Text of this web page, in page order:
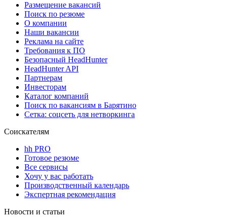
Размещение вакансий
Поиск по резюме
О компании
Наши вакансии
Реклама на сайте
Требования к ПО
Безопасный HeadHunter
HeadHunter API
Партнерам
Инвесторам
Каталог компаний
Поиск по вакансиям в Барятино
Сетка: соцсеть для нетворкинга
Соискателям
hh PRO
Готовое резюме
Все сервисы
Хочу у вас работать
Производственный календарь
Экспертная рекомендация
Новости и статьи